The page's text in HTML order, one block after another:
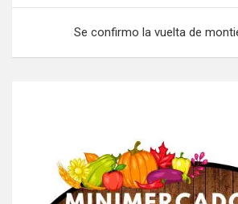
Se confirmo la vuelta de